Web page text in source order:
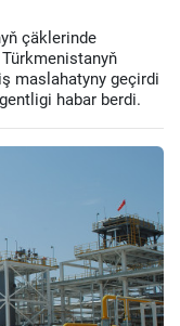
çäklerinde
maslahatyny geçirdi
habar berdi.